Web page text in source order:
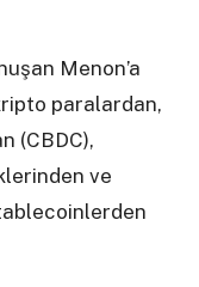
Menon’a
paralardan,
(CBDC),
ve